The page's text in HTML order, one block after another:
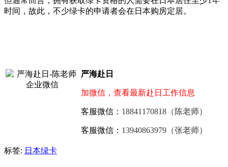
时间，故此，不少绿卡的申请者会在日本购房定居。
严海赴日
加微信，查看最新赴日工作信息
客服微信： 18841170818（陈老师）
客服微信： 13940863979（张老师）
标签: 日本绿卡